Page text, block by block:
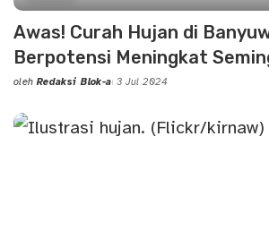
Awas! Curah Hujan di
Berpotensi Meningkat
Posted
oleh Redaksi Blok-a 3 Jul 2024